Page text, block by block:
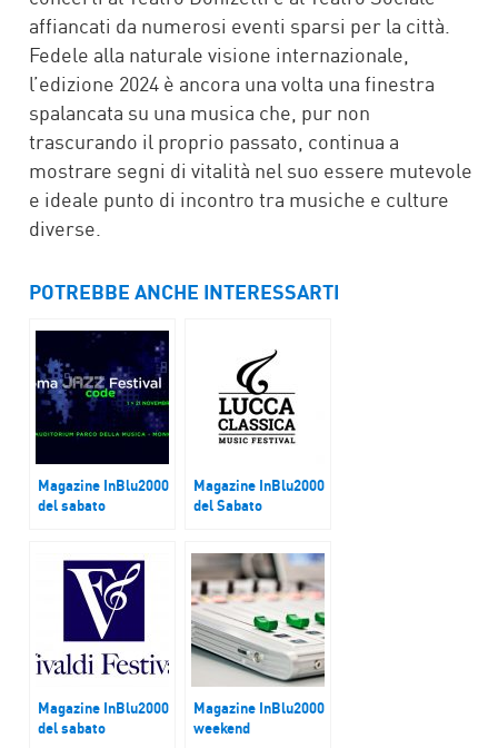
affiancati da numerosi eventi sparsi per la città.
Fedele alla naturale visione internazionale,
l’edizione 2024 è ancora una volta una finestra
spalancata su una musica che, pur non
trascurando il proprio passato, continua a
mostrare segni di vitalità nel suo essere mutevole
e ideale punto di incontro tra musiche e culture
diverse.
POTREBBE ANCHE INTERESSARTI
Magazine InBlu2000
del sabato
Magazine InBlu2000
del Sabato
Music Festival
Magazine InBlu2000
del sabato
Magazine InBlu2000
weekend